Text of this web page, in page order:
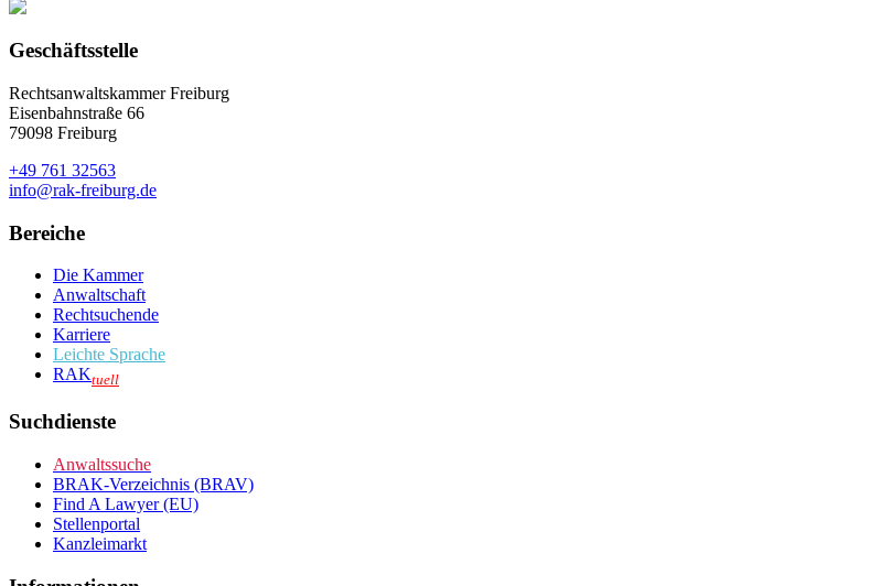
Geschäftsstelle
Rechtsanwaltskammer Freiburg
Eisenbahnstraße 66
79098 Freiburg
+49 761 32563
info@rak-freiburg.de
Bereiche
Die Kammer
Anwaltschaft
Rechtsuchende
Karriere
Leichte Sprache
RAKtuell
Suchdienste
Anwaltssuche
BRAK-Verzeichnis (BRAV)
Find A Lawyer (EU)
Stellenportal
Kanzleimarkt